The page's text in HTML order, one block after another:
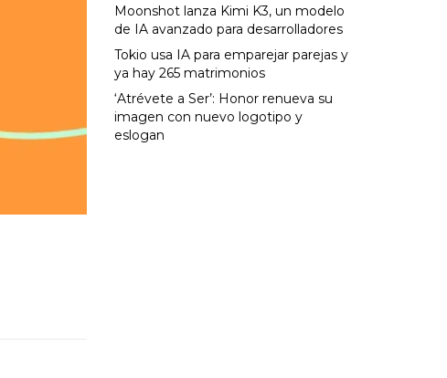
Moonshot lanza Kimi K3, un modelo
de IA avanzado para desarrolladores
Tokio usa IA para emparejar parejas y
ya hay 265 matrimonios
‘Atrévete a Ser’: Honor renueva su
imagen con nuevo logotipo y
eslogan